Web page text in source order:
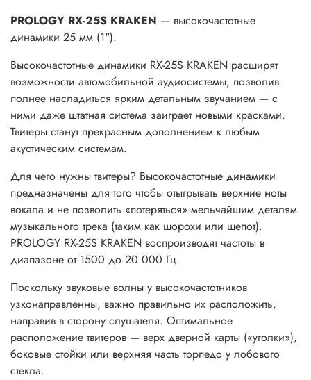
PROLOGY RX-25S KRAKEN — высокочастотные
динамики 25 мм (1").
Высокочастотные динамики RX-25S KRAKEN расширят
возможности автомобильной аудиосистемы, позволив
полнее насладиться ярким детальным звучанием — с
ними даже штатная система заиграет новыми красками.
Твитеры станут прекрасным дополнением к любым
акустическим системам.
Для чего нужны твитеры? Высокочастотные динамики
предназначены для того чтобы отыгрывать верхние ноты
вокала и не позволить «потеряться» мельчайшим деталям
музыкального трека (таким как шорохи или шепот).
PROLOGY RX-25S KRAKEN воспроизводят частоты в
диапазоне от 1500 до 20 000 Гц.
Поскольку звуковые волны у высокочастотников
узконаправленны, важно правильно их расположить,
направив в сторону слушателя. Оптимальное
расположение твитеров — верх дверной карты («уголки»),
боковые стойки или верхняя часть торпедо у лобового
стекла.